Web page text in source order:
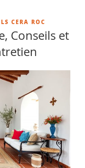
CERA ROC
Conseils et